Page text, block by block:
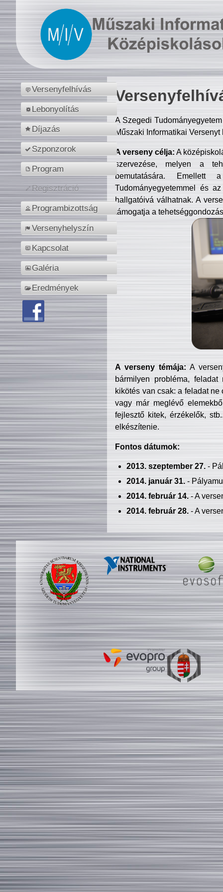
Versenyfelhívás
Lebonyolítás
Díjazás
Szponzorok
Program
Regisztráció
Programbizottság
Versenyhelyszín
Kapcsolat
Galéria
Eredmények
A Szegedi
Műszaki Informatikai
A verseny célja: A
szervezése, melyen a
bemutatására. Emellett
Tudományegyetemmel és
hallgatóivá válhatnak. A
támogatja a
A verseny témája: A
bármilyen probléma, feladat
kikötés van csak: a feladat
vagy már meglévő
fejlesztő kitek, érzékelők,
elkészítenie.
Fontos dátumok:
2013. szeptember 27.-
2014. január 31.-
2014. február 14.- A
2014. február 28.- A